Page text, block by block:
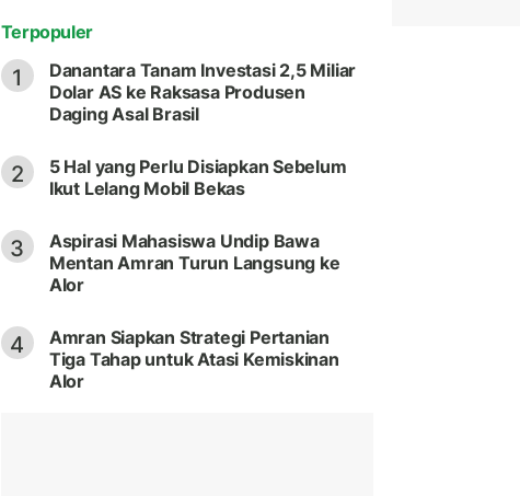
Terpopuler
1
Danantara Tanam Investasi 2,5 Miliar
Dolar AS ke Raksasa Produsen
Daging Asal Brasil
2
5 Hal yang Perlu Disiapkan Sebelum
Ikut Lelang Mobil Bekas
3
Aspirasi Mahasiswa Undip Bawa
Mentan Amran Turun Langsung ke
Alor
4
Amran Siapkan Strategi Pertanian
Tiga Tahap untuk Atasi Kemiskinan
Alor